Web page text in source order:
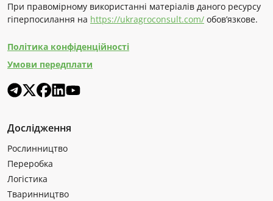
При правомірному використанні матеріалів даного ресурсу
гіперпосилання на https://ukragroconsult.com/ обов’язкове.
Політика конфіденційності
Умови передплати
Дослідження
Рослинництво
Переробка
Логістика
Тваринництво